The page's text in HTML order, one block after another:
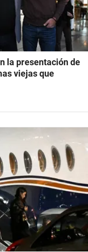
la presentación de
viejas que